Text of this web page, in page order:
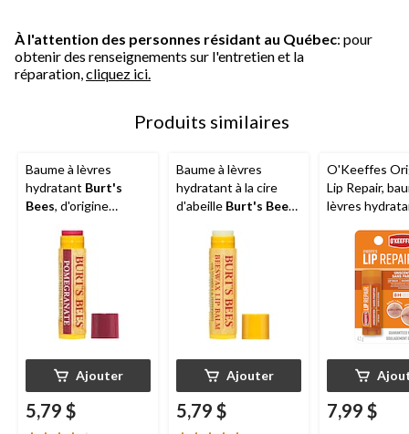
À l'attention des personnes résidant au Québec: pour
obtenir des renseignements sur l'entretien et la
réparation, cliquez ici.
Produits similaires
Baume à lèvres
hydratant Burt's
Bees, d'origine
grenade
Ajouter
5,79 $
Baume à lèvres
hydratant à la cire
d'abeille Burt's Bees,
100 %
Ajouter
5,79 $
O'Keeffes
Lip Repair,
lèvres
craquelées,
parfumé
7,99 $